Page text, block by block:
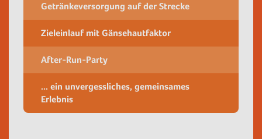
Getränkeversorgung auf der Strecke
Zieleinlauf mit Gänsehautfaktor
After-Run-Party
... ein unvergessliches, gemeinsames
Erlebnis